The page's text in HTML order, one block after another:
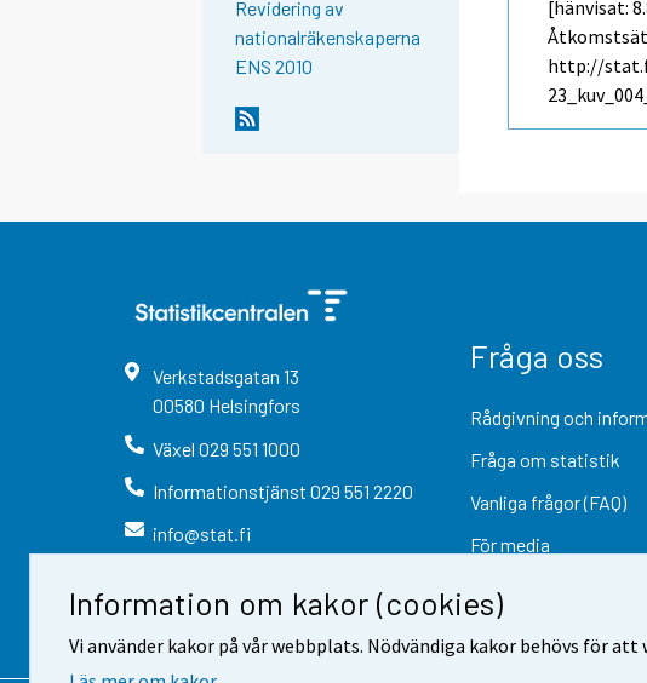
Information om kakor (cookies)
Vi använder kakor på vår webbplats. Nödvändiga kakor behövs för
Revidering av
nationalräkenskaperna
ENS 2010
[hänvisat:
http://
Verkstadsgatan 13
00580 Helsingfors
Växel 029 551 1000
Informationstjänst 029 551 2220
info@stat.fi
Fråga oss
Rådgivning och
Fråga om statistik
Vanliga frågor (FAQ)
För media